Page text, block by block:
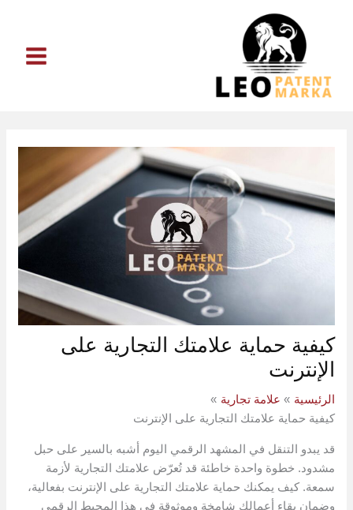
كيفية حماية علامتك التجارية على
الإنترنت
الرئيسية
علامة تجارية
كيفية حماية علامتك التجارية على الإنترنت
قد يبدو التنقل في المشهد الرقمي اليوم أشبه بالسير على حبل
مشدود. خطوة واحدة خاطئة قد تُعرّض علامتك التجارية لأزمة
سمعة. كيف يمكنك حماية علامتك التجارية على الإنترنت بفعالية،
وضمان بقاء أعمالك شامخة وموثوقة في هذا المحيط الرقمي